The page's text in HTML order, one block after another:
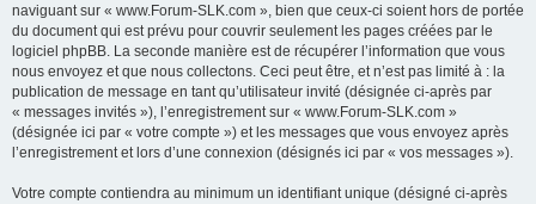
naviguant sur « www.Forum-SLK.com », bien que ceux-ci soient hors de portée
du document qui est prévu pour couvrir seulement les pages créées par le
logiciel phpBB. La seconde manière est de récupérer l’information que vous
nous envoyez et que nous collectons. Ceci peut être, et n’est pas limité à : la
publication de message en tant qu’utilisateur invité (désignée ci-après par
« messages invités »), l’enregistrement sur « www.Forum-SLK.com »
(désignée ici par « votre compte ») et les messages que vous envoyez après
l’enregistrement et lors d’une connexion (désignés ici par « vos messages »).
Votre compte contiendra au minimum un identifiant unique (désigné ci-après